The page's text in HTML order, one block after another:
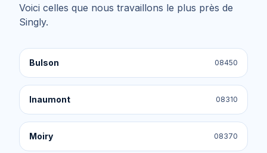
Voici celles que nous travaillons le plus près de
Singly.
Bulson 08450
Inaumont 08310
Moiry 08370